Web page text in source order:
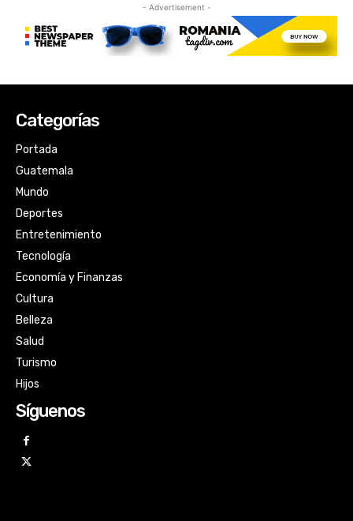
Categorías
Portada
Guatemala
Mundo
Deportes
Entretenimiento
Tecnología
Economía y Finanzas
Cultura
Belleza
Salud
Turismo
Hijos
Síguenos